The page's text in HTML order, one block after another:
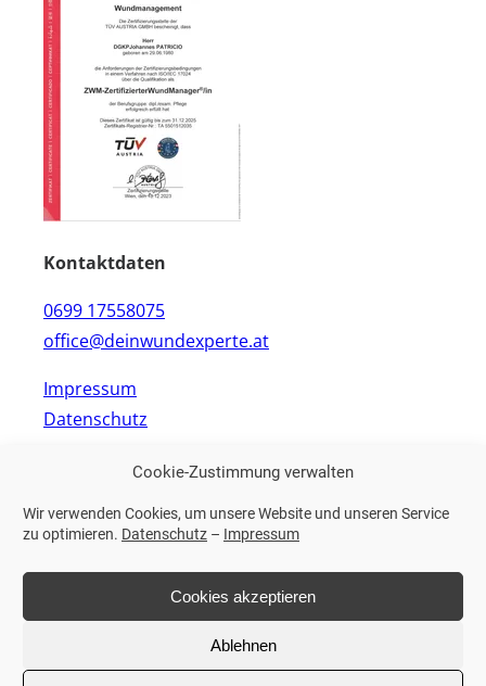
Cookie-Zustimmung verwalten
Wir verwenden Cookies, um unsere Website und unseren Service
zu optimieren. Datenschutz – Impressum
Cookies akzeptieren
Ablehnen
Kontaktdaten
0699 17558075
office@deinwundexperte.at
Impressum
Datenschutz
Alle Rechte vorbehalten | deinwundexperte ©
Montag bis Samstag
Nachricht per Mail:
Montag bis Sonntag